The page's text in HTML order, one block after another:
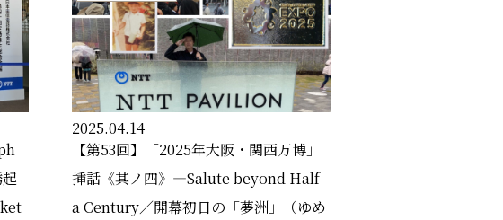
2025.04.14
【第53回】「2025年大阪・関西万博」
挿話《其ノ四》―Salute beyond Half
a Century／開幕初日の「夢洲」（ゆめ